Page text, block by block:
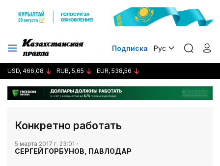
Подписка Рус
USD, 466,08 RUB, 5,65 EUR, 538,56
​Конкретно работать
5 марта 2017 г. 23:01
СЕРГЕЙ ГОРБУНОВ, ПАВЛОДАР